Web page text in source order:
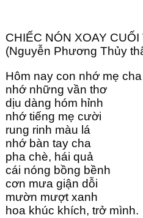
CHIẾC NÓN XOAY CUỐI
(Nguyễn Phương Thủy
Hôm nay con nhớ mẹ cha
nhớ những vần thơ
dịu dàng hóm hỉnh
nhớ tiếng mẹ cười
rung rinh màu lá
nhớ bàn tay cha
pha chè, hái quả
cái nóng bồng bềnh
cơn mưa giận dỗi
mườn mượt xanh
hoa khúc khích, trở mình.